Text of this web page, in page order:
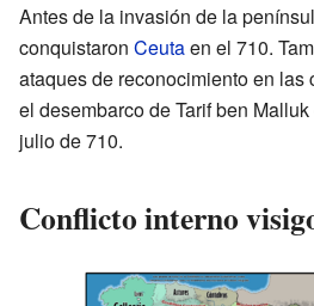
Antes de la invasión de la
conquistaron Ceutaen el 710.
ataques de reconocimiento en las
el desembarco de Tarif ben
julio de 710.
Conflicto interno